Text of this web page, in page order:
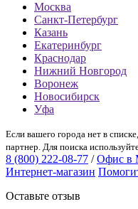
Москва
Санкт-Петербург
Казань
Екатеринбург
Краснодар
Нижний Новгород
Воронеж
Новосибирск
Уфа
Если вашего города нет в
партнер. Для поиска
8 (800) 222-08-77 / Офис в
Интернет-магазин
Оставьте отзыв